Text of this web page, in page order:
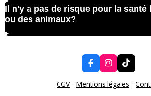
Il n'y a pas de risque pour la santé
ou des animaux?
F
a
c
e
I
n
s
t
T
i
k
T
CGV- Mentions légales -